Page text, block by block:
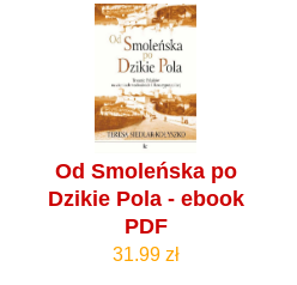
Od Smoleńska po
Dzikie Pola - ebook
PDF
31.99 zł